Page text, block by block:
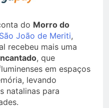
do Morro do
São João de Meriti,
recebeu mais uma
, que
em espaços
levando
natalinas para